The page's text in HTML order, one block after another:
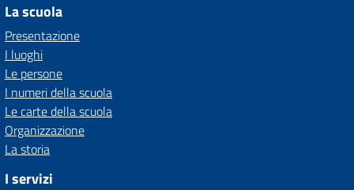
La scuola
Presentazione
I luoghi
Le persone
I numeri della scuola
Le carte della scuola
Organizzazione
La storia
I servizi